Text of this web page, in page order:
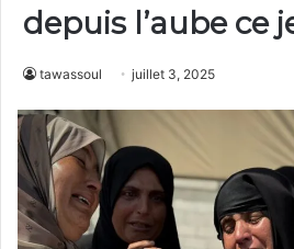
depuis l’aube ce
tawassoul juillet 3, 2025